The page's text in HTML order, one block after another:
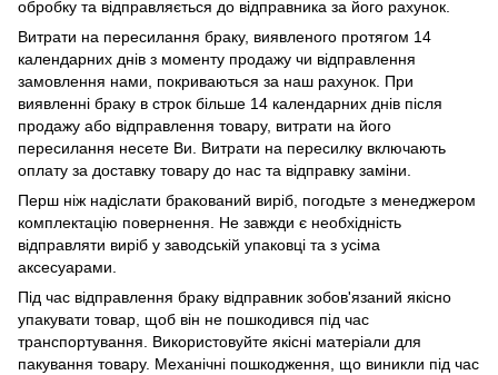
обробку та відправляється до відправника за його рахунок.
Витрати на пересилання браку, виявленого протягом 14
календарних днів з моменту продажу чи відправлення
замовлення нами, покриваються за наш рахунок. При
виявленні браку в строк більше 14 календарних днів після
продажу або відправлення товару, витрати на його
пересилання несете Ви. Витрати на пересилку включають
оплату за доставку товару до нас та відправку заміни.
Перш ніж надіслати бракований виріб, погодьте з менеджером
комплектацію повернення. Не завжди є необхідність
відправляти виріб у заводській упаковці та з усіма
аксесуарами.
Під час відправлення браку відправник зобов'язаний якісно
упакувати товар, щоб він не пошкодився під час
транспортування. Використовуйте якісні матеріали для
пакування товару. Механічні пошкодження, що виникли під час